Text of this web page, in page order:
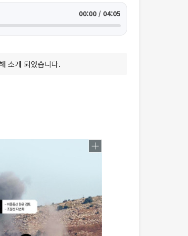
00:00 / 04:05
소개 되었습니다.